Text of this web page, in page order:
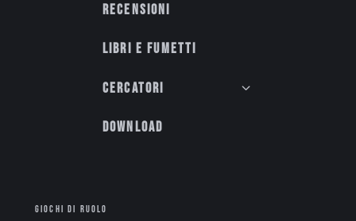
Recensioni
Libri e fumetti
Cercatori
Download
GIOCHI DI RUOLO